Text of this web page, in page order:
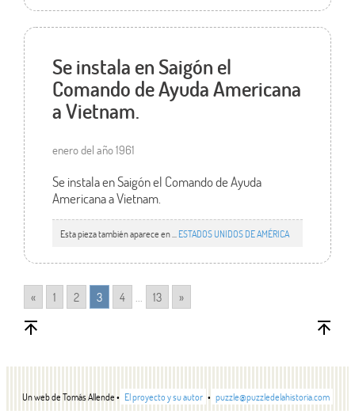
Se instala en Saigón el
Comando de Ayuda Americana
a Vietnam.
enero del año 1961
Se instala en Saigón el Comando de Ayuda
Americana a Vietnam.
Esta pieza también aparece en ... ESTADOS UNIDOS DE AMÉRICA
« 1 2 3 4 ... 13 »
Un web de Tomás Allende • El proyecto y su autor • puzzle@puzzledelahistoria.com